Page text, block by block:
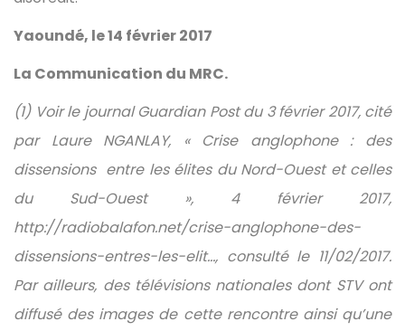
Yaoundé, le 14 février 2017
La Communication du MRC.
(1) Voir le journal Guardian Post du 3 février 2017, cité
par Laure NGANLAY, « Crise anglophone : des
dissensions entre les élites du Nord-Ouest et celles
du Sud-Ouest », 4 février 2017,
http://radiobalafon.net/crise-anglophone-des-
dissensions-entres-les-elit…, consulté le 11/02/2017.
Par ailleurs, des télévisions nationales dont STV ont
diffusé des images de cette rencontre ainsi qu’une